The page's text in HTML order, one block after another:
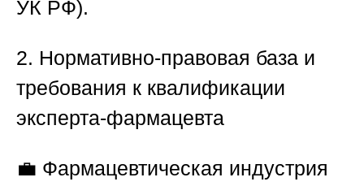
УК РФ).
2. Нормативно-правовая база и
требования к квалификации
эксперта-фармацевта
💼 Фармацевтическая индустрия